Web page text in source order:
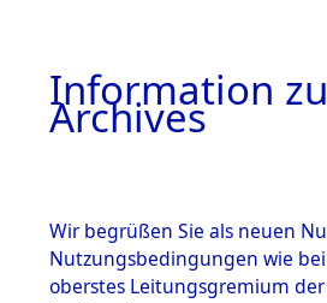
Information
Archives
Wir begrüßen Sie als neuen
Nutzungsbedingungen wie
oberstes Leitungsgremium